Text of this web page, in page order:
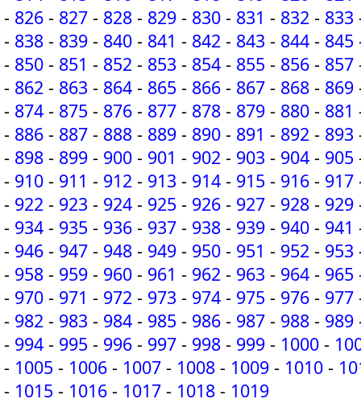
- 826 - 827 - 828 - 829 - 830 - 831 - 832 - 833
- 838 - 839 - 840 - 841 - 842 - 843 - 844 - 845
- 850 - 851 - 852 - 853 - 854 - 855 - 856 - 857
- 862 - 863 - 864 - 865 - 866 - 867 - 868 - 869
- 874 - 875 - 876 - 877 - 878 - 879 - 880 - 881
- 886 - 887 - 888 - 889 - 890 - 891 - 892 - 893
- 898 - 899 - 900 - 901 - 902 - 903 - 904 - 905
- 910 - 911 - 912 - 913 - 914 - 915 - 916 - 917
- 922 - 923 - 924 - 925 - 926 - 927 - 928 - 929
- 934 - 935 - 936 - 937 - 938 - 939 - 940 - 941
- 946 - 947 - 948 - 949 - 950 - 951 - 952 - 953
- 958 - 959 - 960 - 961 - 962 - 963 - 964 - 965
- 970 - 971 - 972 - 973 - 974 - 975 - 976 - 977
- 982 - 983 - 984 - 985 - 986 - 987 - 988 - 989
- 994 - 995 - 996 - 997 - 998 - 999 - 1000 -
- 1005 - 1006 - 1007 - 1008 - 1009 - 1010 -
- 1015 - 1016 - 1017 - 1018 - 1019